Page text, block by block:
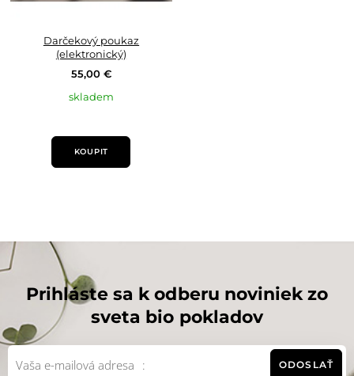
Darčekový poukaz
(elektronický)
55,00 €
skladem
KOUPIT
Prihláste sa k odberu noviniek zo
sveta bio pokladov
ODOSLAŤ